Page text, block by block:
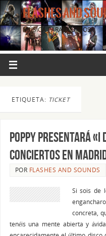
FLASHES AND
MÚSICA PARA LOS OJOS.
ETIQUETA: TICKET
Poppy presentará «I
conciertos en
POR FLASHES AND SOUNDS
Si sois de
concreta,
tenéis una mente abierta y